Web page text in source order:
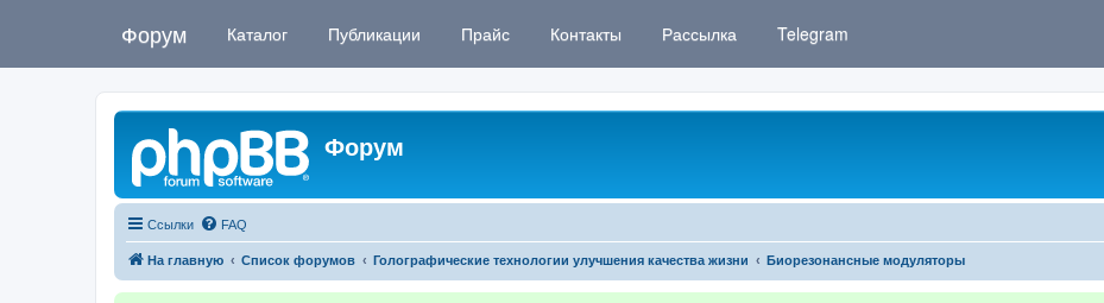
Форум Каталог Публикации Прайс Контакты Рассылка Telegram
Форум
Ссылки FAQ
На главную Список форумов Голографические технологии улучшения качества жизни Биорезонансные модуляторы